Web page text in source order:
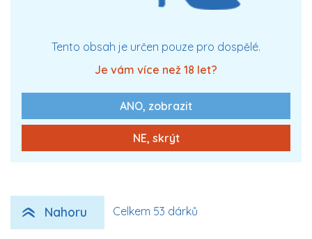
Tento obsah je určen pouze pro dospělé.
Je vám více než 18 let?
ANO, zobrazit
NE, skrýt
Nahoru Celkem 53 dárků